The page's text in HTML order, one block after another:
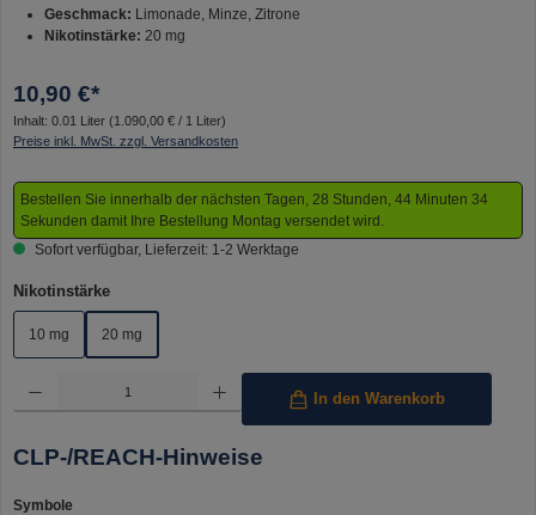
Geschmack: Limonade, Minze, Zitrone
Nikotinstärke: 20 mg
10,90 €*
Inhalt: 0.01 Liter (1.090,00 € / 1 Liter)
Preise inkl. MwSt. zzgl. Versandkosten
Bestellen Sie innerhalb der nächsten Tagen, 28 Stunden, 44 Minuten 34
Sekunden damit Ihre Bestellung Montag versendet wird.
Sofort verfügbar, Lieferzeit: 1-2 Werktage
Nikotinstärkeauswählen
10 mg 20 mg
In den Warenkorb
CLP-/REACH-Hinweise
Symbole